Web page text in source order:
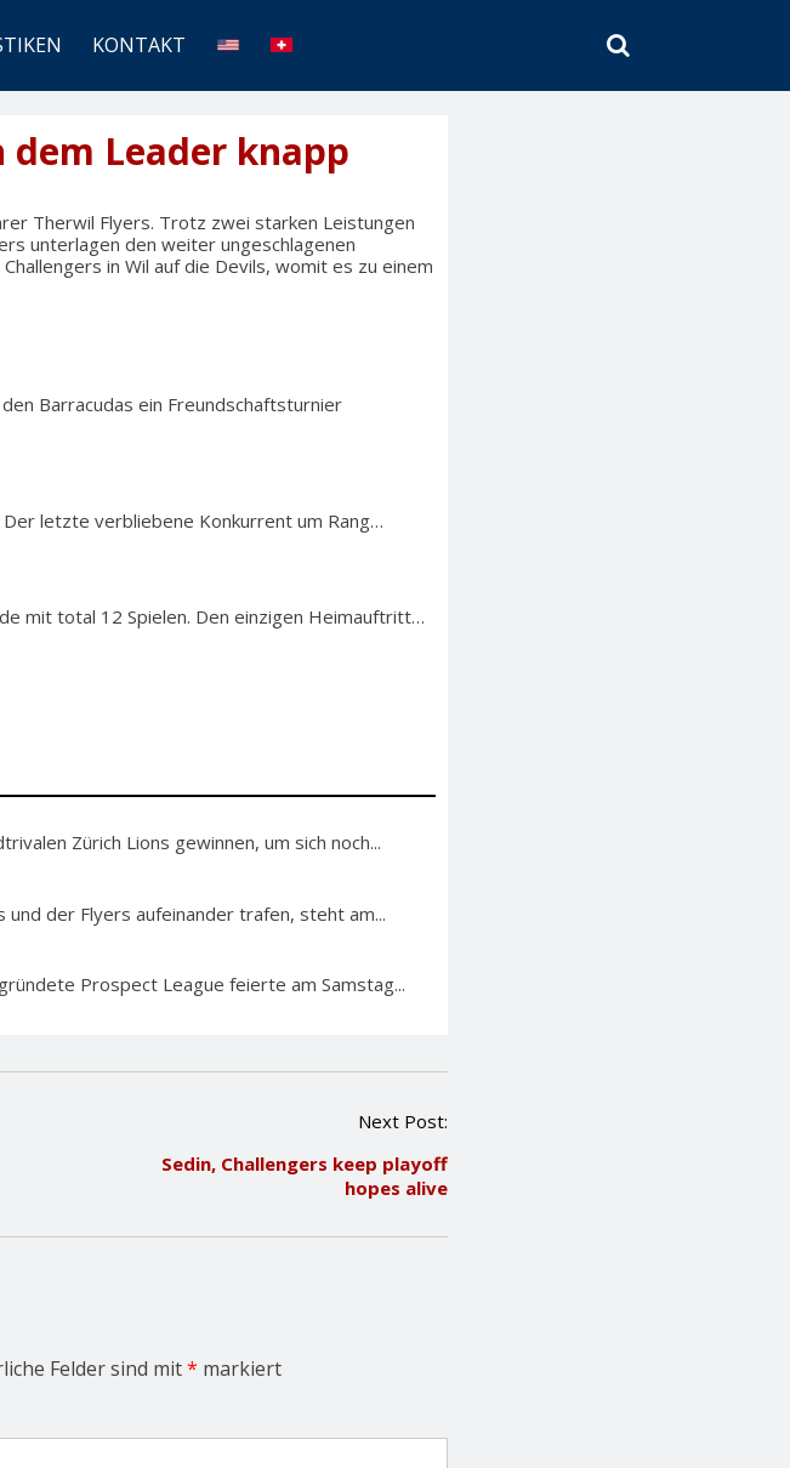
KONTAKT
SEARCH
Leader knapp
Therwil Flyers. Trotz zwei starken Leistungen
unterlagen den weiter ungeschlagenen
in Wil auf die Devils, womit es zu einem
Barracudas ein Freundschaftsturnier
letzte verbliebene Konkurrent um Rang…
mit total 12 Spielen. Den einzigen Heimauftritt…
Zürich Lions gewinnen, um sich noch...
der Flyers aufeinander trafen, steht am...
Prospect League feierte am Samstag...
Next Post:
Sedin, Challengers keep playoff
hopes alive
Felder sind mit* markiert